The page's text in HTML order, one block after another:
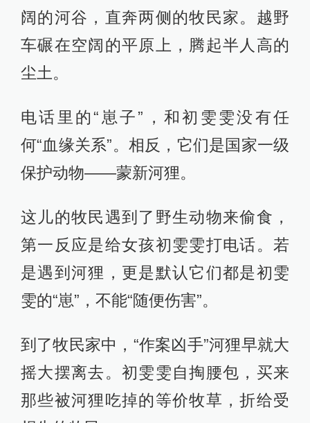
阔的河谷，直奔两侧的牧民家。越野
车碾在空阔的平原上，腾起半人高的
尘土。
电话里的“崽子”，和初雯雯没有任
何“血缘关系”。相反，它们是国家一级
保护动物——蒙新河狸。
这儿的牧民遇到了野生动物来偷食，
第一反应是给女孩初雯雯打电话。若
是遇到河狸，更是默认它们都是初雯
雯的“崽”，不能“随便伤害”。
到了牧民家中，“作案凶手”河狸早就大
摇大摆离去。初雯雯自掏腰包，买来
那些被河狸吃掉的等价牧草，折给受